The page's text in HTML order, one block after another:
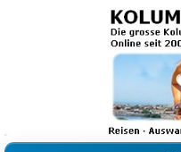
Kolumbienforum -
grosse Forum der
Freunde Kolumbiens
Reisen, Auswandern, Kultur, Politik,
Austausch, Erfahrungen und